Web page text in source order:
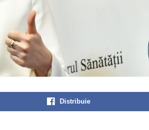
Distribuie